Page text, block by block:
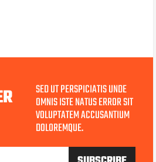
SED UT PERSPICIATIS UNDE
OMNIS ISTE NATUS ERROR SIT
VOLUPTATEM ACCUSANTIUM
DOLOREMQUE.